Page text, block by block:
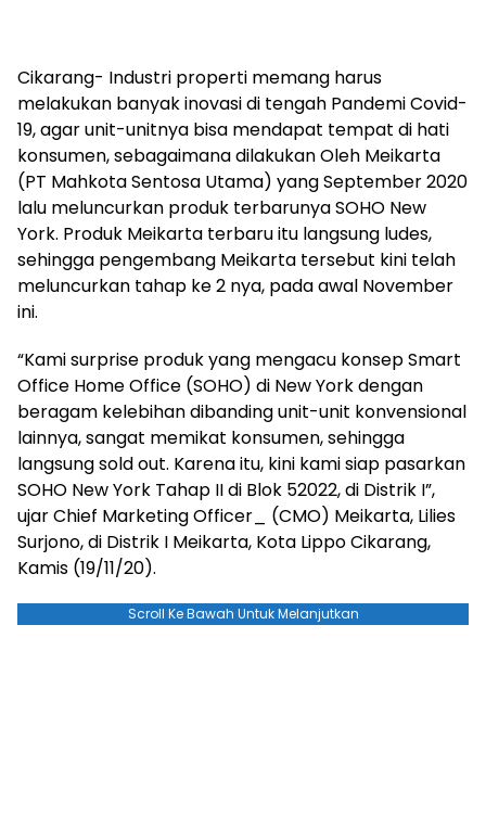
Cikarang- Industri properti memang harus
melakukan banyak inovasi di tengah Pandemi Covid-
19, agar unit-unitnya bisa mendapat tempat di hati
konsumen, sebagaimana dilakukan Oleh Meikarta
(PT Mahkota Sentosa Utama) yang September 2020
lalu meluncurkan produk terbarunya SOHO New
York. Produk Meikarta terbaru itu langsung ludes,
sehingga pengembang Meikarta tersebut kini telah
meluncurkan tahap ke 2 nya, pada awal November
ini.
“Kami surprise produk yang mengacu konsep Smart
Office Home Office (SOHO) di New York dengan
beragam kelebihan dibanding unit-unit konvensional
lainnya, sangat memikat konsumen, sehingga
langsung sold out. Karena itu, kini kami siap pasarkan
SOHO New York Tahap II di Blok 52022, di Distrik I”,
ujar Chief Marketing Officer_ (CMO) Meikarta, Lilies
Surjono, di Distrik I Meikarta, Kota Lippo Cikarang,
Kamis (19/11/20).
Scroll Ke Bawah Untuk Melanjutkan